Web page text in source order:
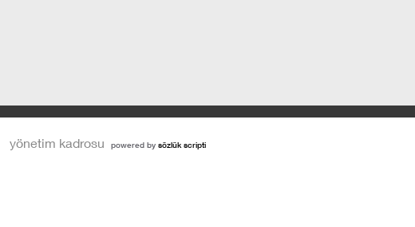
yönetim kadrosu powered by sözlük scripti